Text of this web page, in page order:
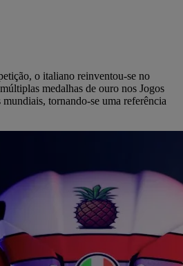
o italiano reinventou-se no
medalhas de ouro nos Jogos
tornando-se uma referência